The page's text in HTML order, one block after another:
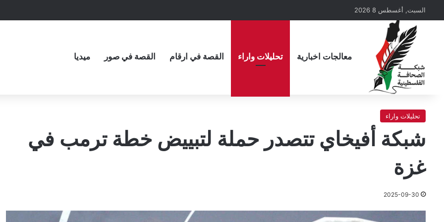
السبت, أغسطس 8 2026
معالجات اخبارية تحليلات واراء القصة في ارقام القصة في صور ميديا
تحليلات واراء
شبكة أفيخاي تتصدر حملة لتبييض خطة ترمب في
غزة
2025-09-30